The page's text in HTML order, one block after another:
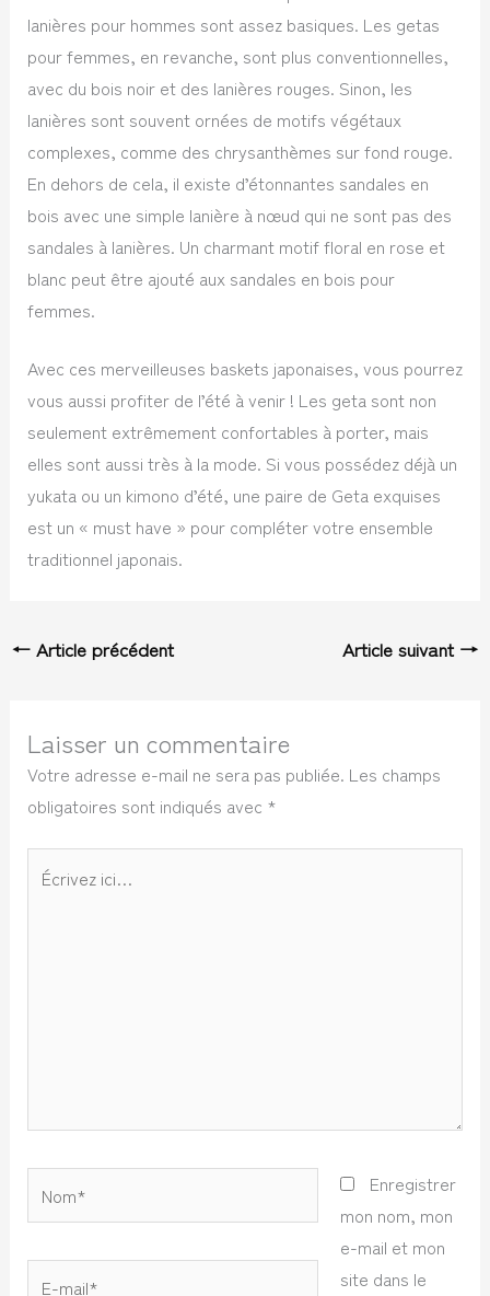
lanières pour hommes sont assez basiques. Les getas
pour femmes, en revanche, sont plus conventionnelles,
avec du bois noir et des lanières rouges. Sinon, les
lanières sont souvent ornées de motifs végétaux
complexes, comme des chrysanthèmes sur fond rouge.
En dehors de cela, il existe d’étonnantes sandales en
bois avec une simple lanière à nœud qui ne sont pas des
sandales à lanières. Un charmant motif floral en rose et
blanc peut être ajouté aux sandales en bois pour
femmes.
Avec ces merveilleuses baskets japonaises, vous pourrez
vous aussi profiter de l’été à venir ! Les geta sont non
seulement extrêmement confortables à porter, mais
elles sont aussi très à la mode. Si vous possédez déjà un
yukata ou un kimono d’été, une paire de Geta exquises
est un « must have » pour compléter votre ensemble
traditionnel japonais.
←Article précédent Article suivant →
Laisser un commentaire
Votre adresse e-mail ne sera pas publiée. Les champs
obligatoires sont indiqués avec *
Écrivez
Enregistrer
mon nom, mon
e-mail et mon
site dans le